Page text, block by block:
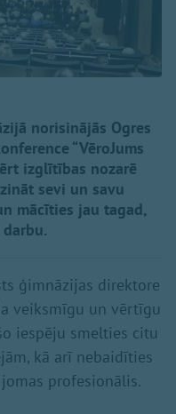
norisinājās Ogres
“VēroJums
izglītības nozarē
sevi un savu
mācīties jau tagad,
ģimnāzijas direktore
veiksmīgu un vērtīgu
iespēju smelties citu
kā arī nebaidīties
profesionālis.